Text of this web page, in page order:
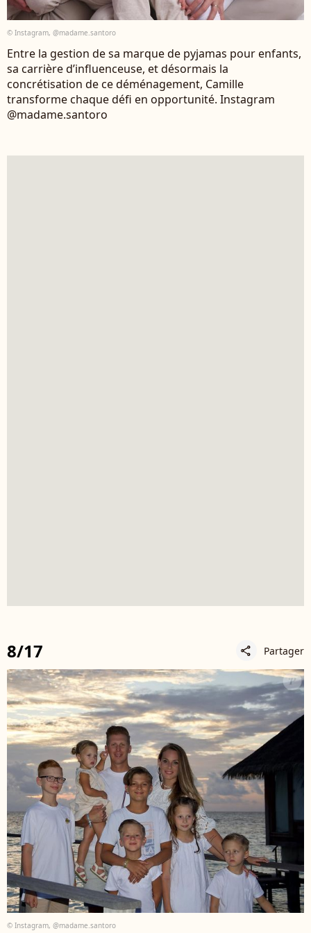
© Instagram, @madame.santoro
Entre la gestion de sa marque de pyjamas pour enfants,
sa carrière d’influenceuse, et désormais la
concrétisation de ce déménagement, Camille
transforme chaque défi en opportunité. Instagram
@madame.santoro
8/17 share Partager
© Instagram, @madame.santoro